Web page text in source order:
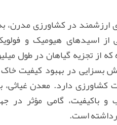
ارزشمند در کشاورزی مدرن،
از اسیدهای هیومیک و
از تجزیه گیاهان در طول
بسزایی در بهبود کیفیت
کشاورزی دارد. معدن غیاثی،
و باکیفیت، گامی مؤثر در
است.